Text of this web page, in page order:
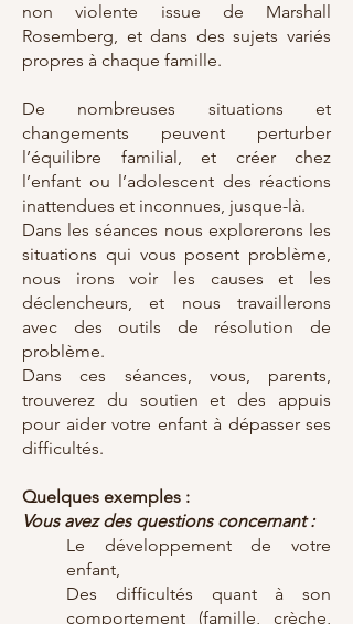
non violente issue de Marshall
Rosemberg, et dans des sujets variés
propres à chaque famille.
De nombreuses situations et
changements peuvent perturber
l’équilibre familial, et créer chez
l’enfant ou l’adolescent des réactions
inattendues et inconnues, jusque-là.
Dans les séances nous explorerons les
situations qui vous posent problème,
nous irons voir les causes et les
déclencheurs, et nous travaillerons
avec des outils de résolution de
problème.
Dans ces séances, vous, parents,
trouverez du soutien et des appuis
pour aider votre enfant à dépasser ses
difficultés.
Quelques exemples :
Vous avez des questions concernant :
Le développement de votre
enfant,
Des difficultés quant à son
comportement (famille, crèche,